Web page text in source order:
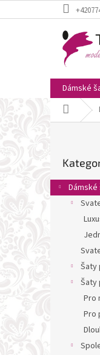
na
Dámské
Domů
r
a
kategorie
Šaty
Šaty
Pro
Pro